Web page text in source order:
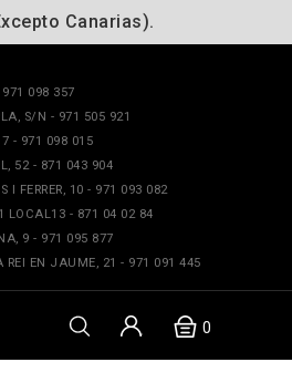
Canarias).
971 098 357
S/N - 971 505 921
- 971 098 015
52 - 871 043 904
I FERRER, 10 - 971 093 082
LOCAL13 - 871 04 02 84
9 - 971 095 877
REI EN JAUME, 21 - 971 091 445
0